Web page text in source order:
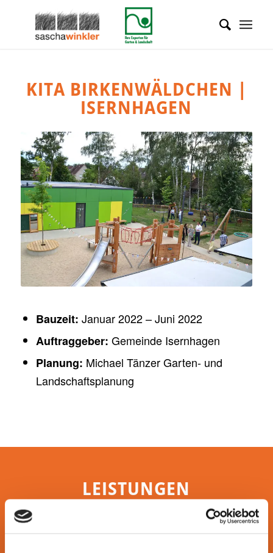
KITA BIRKENWÄLDCHEN |
ISERNHAGEN
Bauzeit: Januar 2022 – Juni 2022
Auftraggeber: Gemeinde Isernhagen
Planung: Michael Tänzer Garten- und
Landschaftsplanung
LEISTUNGEN
Herstellung der gesamten Außenanlage
inklusive dem Aufbau diverser Spielgeräte &